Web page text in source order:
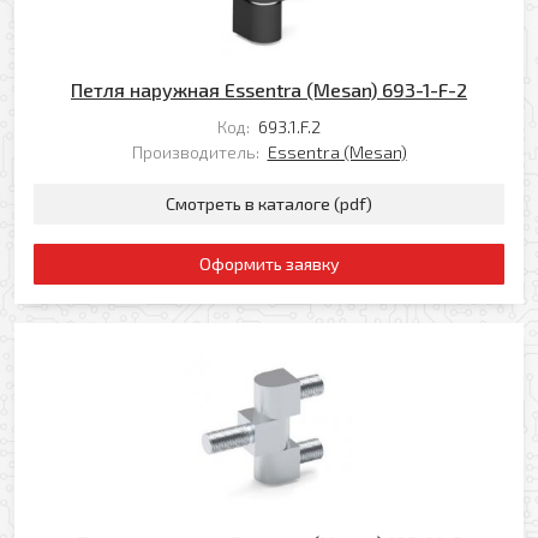
Петля наружная Essentra (Mesan) 693-1-F-2
Код: 693.1.F.2
Производитель: Essentra (Mesan)
Смотреть в каталоге (pdf)
Оформить заявку
Ваш телефон
Прикрепить файл
Добавить файл